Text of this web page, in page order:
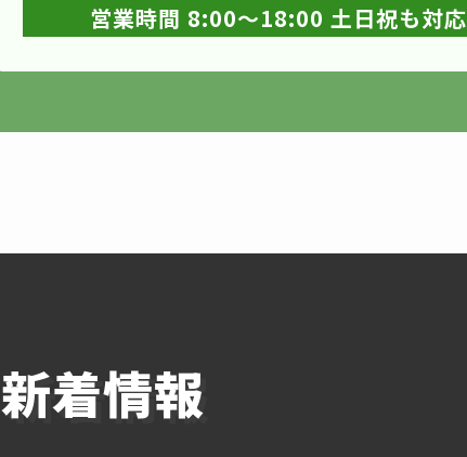
営業時間 8:00～18:00 土日祝も対応
新着情報